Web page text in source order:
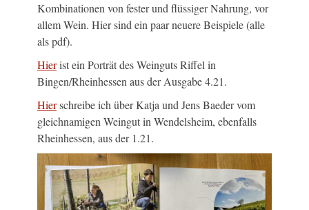
Kombinationen von fester und flüssiger Nahrung, vor
allem Wein. Hier sind ein paar neuere Beispiele (alle
als pdf).
Hierist ein Porträt des Weinguts Riffel in
Bingen/Rheinhessen aus der Ausgabe 4.21.
Hierschreibe ich über Katja und Jens Baeder vom
gleichnamigen Weingut in Wendelsheim, ebenfalls
Rheinhessen, aus der 1.21.